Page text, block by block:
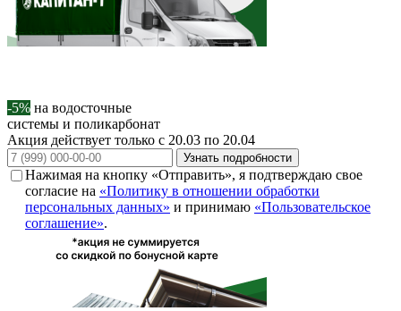
-5% на водосточные
системы и поликарбонат
Акция действует только с 20.03 по 20.04
Узнать подробности
Нажимая на кнопку «Отправить», я подтверждаю свое
согласие на «Политику в отношении обработки
персональных данных» и принимаю «Пользовательское
соглашение».